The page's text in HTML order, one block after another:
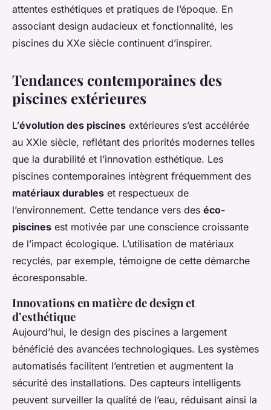
attentes esthétiques et pratiques de l’époque. En
associant design audacieux et fonctionnalité, les
piscines du XXe siècle continuent d’inspirer.
Tendances contemporaines des
piscines extérieures
L’évolution des piscines extérieures s’est accélérée
au XXIe siècle, reflétant des priorités modernes telles
que la durabilité et l’innovation esthétique. Les
piscines contemporaines intègrent fréquemment des
matériaux durables et respectueux de
l’environnement. Cette tendance vers des éco-
piscines est motivée par une conscience croissante
de l’impact écologique. L’utilisation de matériaux
recyclés, par exemple, témoigne de cette démarche
écoresponsable.
Innovations en matière de design et
d’esthétique
Aujourd’hui, le design des piscines a largement
bénéficié des avancées technologiques. Les systèmes
automatisés facilitent l’entretien et augmentent la
sécurité des installations. Des capteurs intelligents
peuvent surveiller la qualité de l’eau, réduisant ainsi la